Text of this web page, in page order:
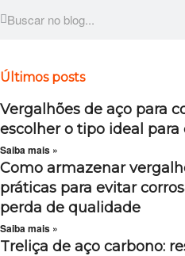
Últimos posts
Vergalhões de aço para
escolher o tipo ideal para
Saiba mais »
Como armazenar
práticas para evitar
perda de qualidade
Saiba mais »
Treliça de aço carbono: